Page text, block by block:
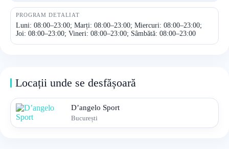
PROGRAM DETALIAT
Luni: 08:00–23:00; Marți: 08:00–23:00; Miercuri: 08:00–23:00;
Joi: 08:00–23:00; Vineri: 08:00–23:00; Sâmbătă: 08:00–23:00
Locații unde se desfășoară
D’angelo Sport
București